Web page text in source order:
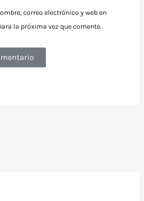
correo electrónico y web en
la próxima vez que comente.